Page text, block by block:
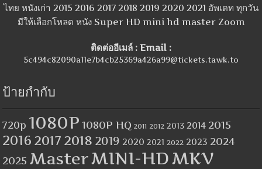
ไทย หนังเก่า 2015 2016 2017 2018 2019 2020 2021 อัพเดท ทุกวัน
มีให้เลือกโหลด หนัง Super HD mini hd master Zoom
ติดต่ออีเมล์ : Email :
5c494c82090a11e7b4cb25369a426a99@tickets.tawk.to
ป้ายกำกับ
720p 1080P 1080P HQ 2011 2012 2013 2014 2015
2016 2017 2018 2019 2020 2021 2022 2023 2024
2025 MasterMINI-HDMKV